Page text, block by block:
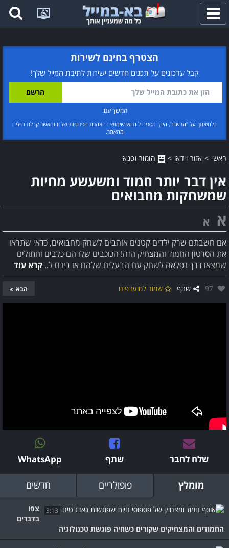
פתח
תפריט
הצטרף בחינם לשירות
קבל עדכונים על תכנים חדשים ישירות לתיבת המייל שלך!
המשך עם:
בלחיצתך על "הרשם", הינך מסכים ל תנאי שימוש ו הצהרת הפרטיות שלנו ומאשר קבלת מיילים
מהאתר.
ראשי > אזור וידאו > הומור ופנאי
אין דבר יותר חמוד ומשעשע מחיות
שמשחקות מחבואים
א א
אם חשבתם שרק ילדים קטנים אוהבים לשחק מחבואים, כדאי שתראו
את הסרטון החמוד והמצחיק הזה! הכוכבים שלו הם כלבים וחתולים
שמצאו דרך נפלאה לשחק עם הבעלים שלהם או בינם ל.. קרא עוד
אהבו:
97 שתף שמור למועדפים הבא
שלח לחבר שתף WhatsApp
מומלץ פופולריים חדשים
3:13
צפו
בדברים
החמודים והמצחיקים שקורים כשחיה פוגשת טכנולוגיה